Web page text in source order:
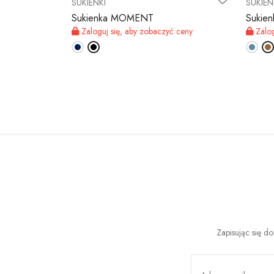
Sukienka MOMENT
Zaloguj się, aby zobaczyć ceny
Zapisując się